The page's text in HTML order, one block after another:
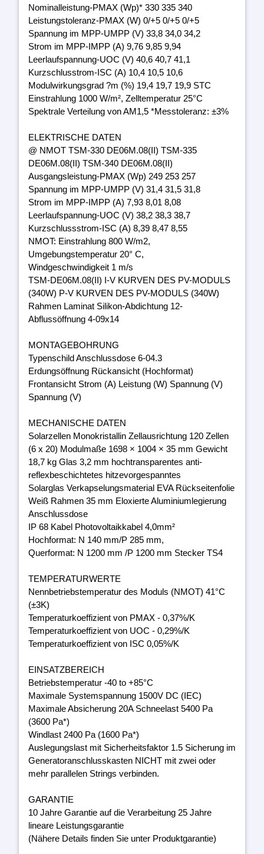
Nominalleistung-PMAX (Wp)* 330 335 340
Leistungstoleranz-PMAX (W) 0/+5 0/+5 0/+5
Spannung im MPP-UMPP (V) 33,8 34,0 34,2
Strom im MPP-IMPP (A) 9,76 9,85 9,94
Leerlaufspannung-UOC (V) 40,6 40,7 41,1
Kurzschlusstrom-ISC (A) 10,4 10,5 10,6
Modulwirkungsgrad ?m (%) 19,4 19,7 19,9 STC
Einstrahlung 1000 W/m², Zelltemperatur 25°C
Spektrale Verteilung von AM1,5 *Messtoleranz: ±3%
ELEKTRISCHE DATEN
@ NMOT TSM-330 DE06M.08(II) TSM-335
DE06M.08(II) TSM-340 DE06M.08(II)
Ausgangsleistung-PMAX (Wp) 249 253 257
Spannung im MPP-UMPP (V) 31,4 31,5 31,8
Strom im MPP-IMPP (A) 7,93 8,01 8,08
Leerlaufspannung-UOC (V) 38,2 38,3 38,7
Kurzschlussstrom-ISC (A) 8,39 8,47 8,55
NMOT: Einstrahlung 800 W/m2,
Umgebungstemperatur 20° C,
Windgeschwindigkeit 1 m/s
TSM-DE06M.08(II) I-V KURVEN DES PV-MODULS
(340W) P-V KURVEN DES PV-MODULS (340W)
Rahmen Laminat Silikon-Abdichtung 12-
Abflussöffnung 4-09x14
MONTAGEBOHRUNG
Typenschild Anschlussdose 6-04.3
Erdungsöffnung Rückansicht (Hochformat)
Frontansicht Strom (A) Leistung (W) Spannung (V)
Spannung (V)
MECHANISCHE DATEN
Solarzellen Monokristallin Zellausrichtung 120 Zellen
(6 x 20) Modulmaße 1698 × 1004 × 35 mm Gewicht
18,7 kg Glas 3,2 mm hochtransparentes anti-
reflexbeschichtetes hitzevorgespanntes
Solarglas Verkapselungsmaterial EVA Rückseitenfolie
Weiß Rahmen 35 mm Eloxierte Aluminiumlegierung
Anschlussdose
IP 68 Kabel Photovoltaikkabel 4,0mm²
Hochformat: N 140 mm/P 285 mm,
Querformat: N 1200 mm /P 1200 mm Stecker TS4
TEMPERATURWERTE
Nennbetriebstemperatur des Moduls (NMOT) 41°C
(±3K)
Temperaturkoeffizient von PMAX - 0,37%/K
Temperaturkoeffizient von UOC - 0,29%/K
Temperaturkoeffizient von ISC 0,05%/K
EINSATZBEREICH
Betriebstemperatur -40 to +85°C
Maximale Systemspannung 1500V DC (IEC)
Maximale Absicherung 20A Schneelast 5400 Pa
(3600 Pa*)
Windlast 2400 Pa (1600 Pa*)
Auslegungslast mit Sicherheitsfaktor 1.5 Sicherung im
Generatoranschlusskasten NICHT mit zwei oder
mehr parallelen Strings verbinden.
GARANTIE
10 Jahre Garantie auf die Verarbeitung 25 Jahre
lineare Leistungsgarantie
(Nähere Details finden Sie unter Produktgarantie)